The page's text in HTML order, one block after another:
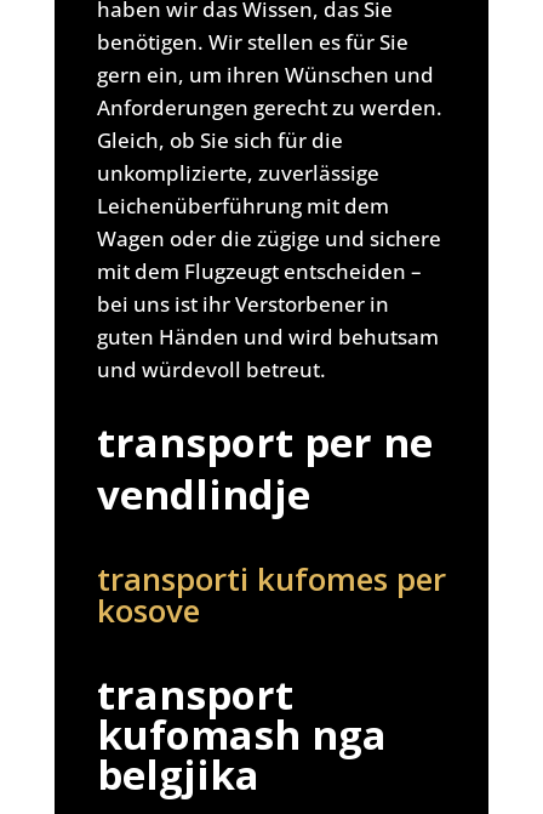
haben wir das Wissen, das Sie
benötigen. Wir stellen es für Sie
gern ein, um ihren Wünschen und
Anforderungen gerecht zu werden.
Gleich, ob Sie sich für die
unkomplizierte, zuverlässige
Leichenüberführung mit dem
Wagen oder die zügige und sichere
mit dem Flugzeugt entscheiden –
bei uns ist ihr Verstorbener in
guten Händen und wird behutsam
und würdevoll betreut.
transport per ne
vendlindje
transporti kufomes per
kosove
transport
kufomash nga
belgjika